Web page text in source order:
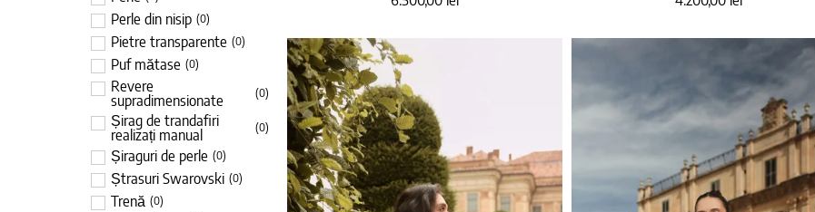
Perle din nisip (0)
Pietre transparente (0)
Puf mătase (0)
Revere
supradimensionate
(0)
Șirag de trandafiri
realizați manual
(0)
Șiraguri de perle (0)
Ștrasuri Swarovski (0)
Trenă (0)